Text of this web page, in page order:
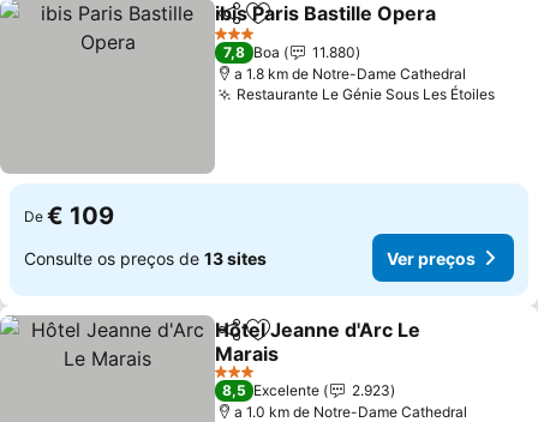
PartilharAdicionar aos favoritos
ibis Paris Bastille Opera
3 Estrelas
7,8 Boa
11.880
a 1.8 km de Notre-Dame Cathedral
Restaurante Le Génie Sous Les ÉtoilesVer
De € 109
Consulte os preços de 13 sites Ver preços
PartilharAdicionar aos favoritos
Hôtel Jeanne d'Arc Le
Marais
Ver preços
3 Estrelas
8,5 Excelente
2.923
a 1.0 km de Notre-Dame Cathedral